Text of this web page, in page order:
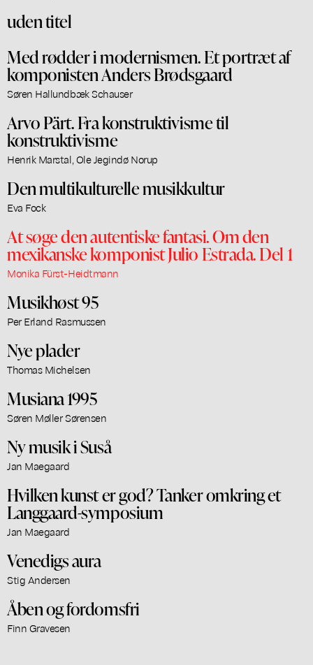
uden titel
Med rødder i modernismen. Et portræt af
komponisten Anders Brødsgaard
Søren Hallundbæk Schauser
Arvo Pärt. Fra konstruktivisme til
konstruktivisme
Henrik Marstal, Ole Jegindø Norup
Den multikulturelle musikkultur
Eva Fock
At søge den autentiske fantasi. Om den
mexikanske komponist Julio Estrada. Del 1
Monika Fürst-Heidtmann
Musikhøst 95
Per Erland Rasmussen
Nye plader
Thomas Michelsen
Musiana 1995
Søren Møller Sørensen
Ny musik i Suså
Jan Maegaard
Hvilken kunst er god? Tanker omkring et
Langgaard-symposium
Jan Maegaard
Venedigs aura
Stig Andersen
Åben og fordomsfri
Finn Gravesen